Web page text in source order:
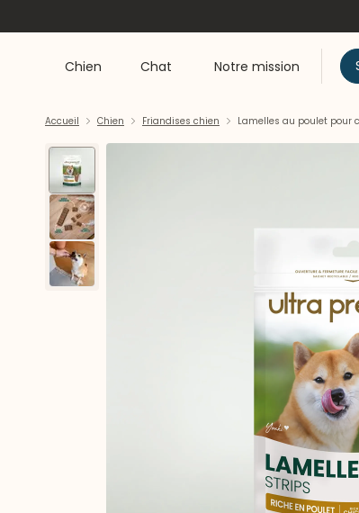
Chien Chat Notre mission
Accueil Chien Friandises chien Lamelles au poulet pour